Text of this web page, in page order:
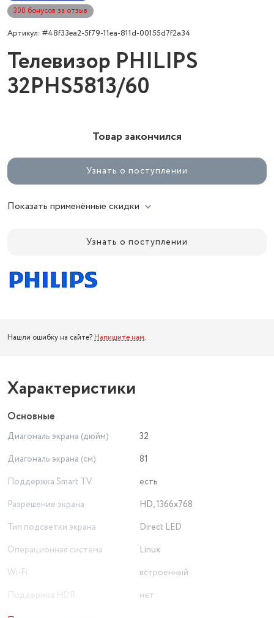
300 бонусов за отзыв
Артикул: #48f33ea2-5f79-11ea-811d-00155d7f2a34
Телевизор PHILIPS
32PHS5813/60
Товар закончился
Узнать о поступлении
Показать применённые скидки
Узнать о поступлении
Нашли ошибку на сайте? Напишите нам.
Характеристики
Основные
Диагональ экрана (дюйм)
32
Диагональ экрана (см)
81
Поддержка Smart TV
есть
Разрешение экрана
HD, 1366x768
Тип подсветки экрана
Direct LED
Операционная система
Linux
Wi-Fi
встроенный
Поддержка HDR
нет